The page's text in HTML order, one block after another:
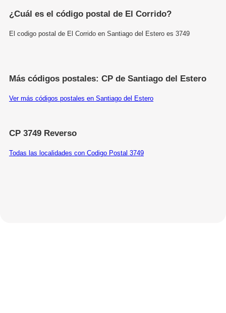
¿Cuál es el código postal de El Corrido?
El codigo postal de El Corrido en Santiago del Estero es 3749
Más códigos postales: CP de Santiago del Estero
Ver más códigos postales en Santiago del Estero
CP 3749 Reverso
Todas las localidades con Codigo Postal 3749